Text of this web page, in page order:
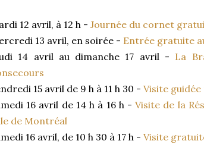
12 avril, à 12 h - Journée du cornet
13 avril, en soirée - Entrée gratuite
14 avril au dimanche 17 avril - La
15 avril de 9 h à 11 h 30 - Visite
16 avril de 14 h à 16 h -Visite de la
de Montréal
16 avril, de 10 h 30 à 17 h - Visite